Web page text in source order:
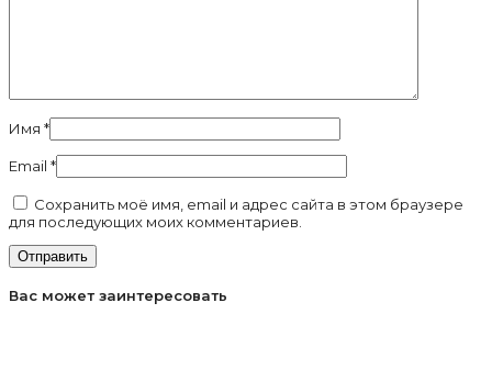
Имя *
Email *
Сохранить моё имя, email и адрес сайта в этом браузере
для последующих моих комментариев.
Вас может заинтересовать